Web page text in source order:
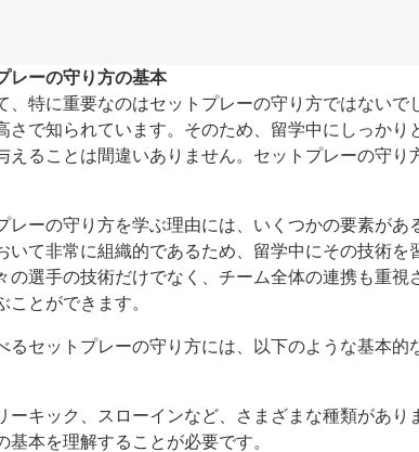
レーの守り方の基本
特に重要なのはセットプレーの守り方ではないで
さで知られています。そのため、留学中にしっかり
えることは間違いありません。セットプレーの守り
ーの守り方を学ぶ理由には、いくつかの要素があ
いて非常に組織的であるため、留学中にその技術を
選手の技術だけでなく、チーム全体の連携も重視
とができます。
セットプレーの守り方には、以下のような基本的
ーキック、スローインなど、さまざまな種類があり
本を理解することが必要です。